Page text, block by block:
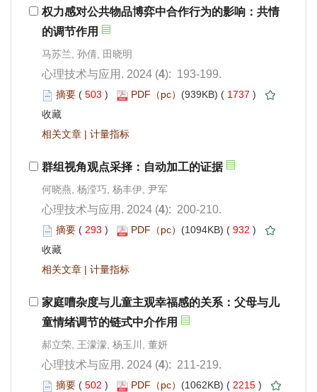
): 193-199.
503 ) 1737 )
|
): 200-210.
293 ) 932 )
|
): 211-219.
502 ) 2215 )